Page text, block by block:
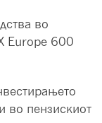
во
Europe 600
во пензискиот